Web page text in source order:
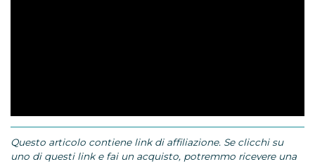
Questo articolo contiene link di affiliazione. Se clicchi su
uno di questi link e fai un acquisto, potremmo ricevere una